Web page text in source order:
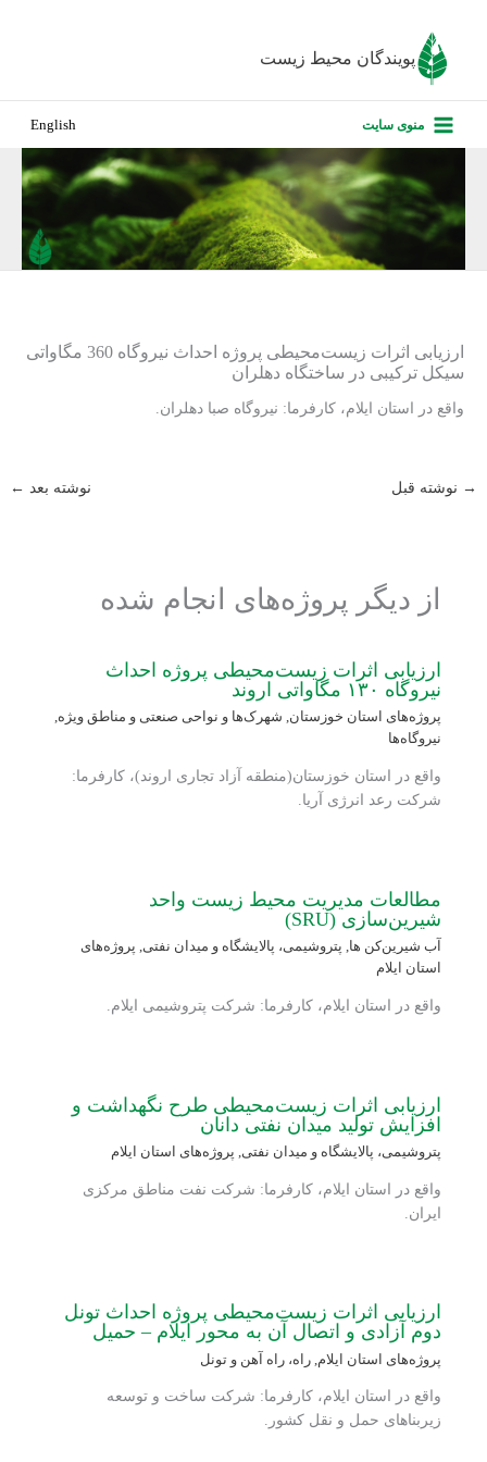
پویندگان محیط زیست
منوی سایت English
ارزیابی اثرات زیست‌محیطی پروژه احداث نیروگاه 360 مگاواتی
سیکل ترکیبی در ساختگاه دهلران
واقع در استان ایلام، کارفرما: نیروگاه صبا دهلران.
→ نوشته قبل نوشته بعد ←
از دیگر پروژه‌های انجام شده
ارزیابی اثرات زیست‌محیطی پروژه احداث
نیروگاه ۱۳۰ مگاواتی اروند
پروژه‌های استان خوزستان, شهرک‌ها و نواحی صنعتی و مناطق ویژه,
نیروگاه‌ها
واقع در استان خوزستان(منطقه آزاد تجاری اروند)، کارفرما:
شرکت رعد انرژی آریا.
مطالعات مدیریت محیط زیست واحد
شیرین‌سازی (SRU)
آب شیرین‌کن ها, پتروشیمی، پالایشگاه و میدان نفتی, پروژه‌های
استان ایلام
واقع در استان ایلام، کارفرما: شرکت پتروشیمی ایلام.
ارزیابی اثرات زیست‌محیطی طرح نگهداشت و
افزایش تولید میدان نفتی دانان
پتروشیمی، پالایشگاه و میدان نفتی, پروژه‌های استان ایلام
واقع در استان ایلام، کارفرما: شرکت نفت مناطق مرکزی
ایران.
ارزیابی اثرات زیست‌محیطی پروژه احداث تونل
دوم آزادی و اتصال آن به محور ایلام – حمیل
پروژه‌های استان ایلام راه، راه آهن و تونل
واقع در استان ایلام، کارفرما: شرکت ساخت و توسعه
زیربناهای حمل و نقل کشور.
درباره ما
پروژه‌های
تماس با ما